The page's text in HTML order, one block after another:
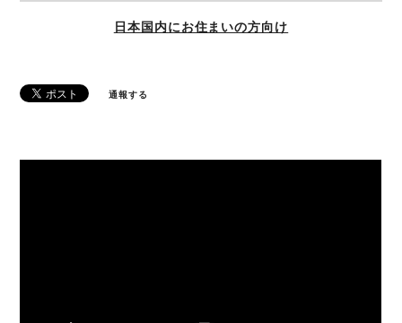
日本国内にお住まいの方向け
通報する